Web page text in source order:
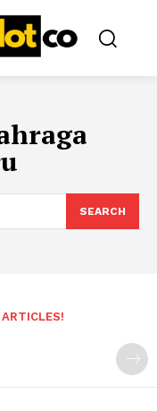
SEARCH
ARTICLES!